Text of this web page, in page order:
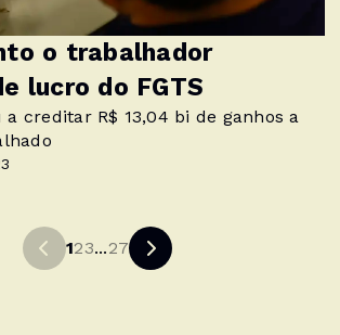
o trabalhador
lucro do FGTS
a creditar R$ 13,04 bi de ganhos a
123...27